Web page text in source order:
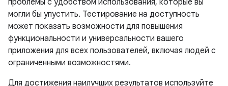
проблемы с удобством использования, которые вы
могли бы упустить. Тестирование на доступность
может показать возможности для повышения
функциональности и универсальности вашего
приложения для всех пользователей, включая людей с
ограниченными возможностями.
Для достижения наилучших результатов используйте